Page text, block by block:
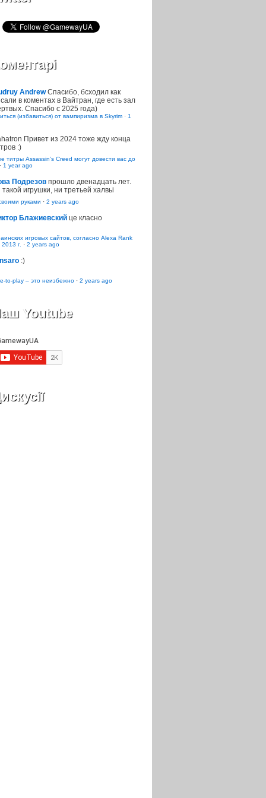
Andrew Спасибо, бсходил как
в коментах в Вайтран, где есть зал
Спасибо с 2025 года)
(избавиться) от вампиризма в Skyrim · 1
Привет из 2024 тоже жду конца
:)
титры Assassin’s Creed могут довести вас до
· 1 year ago
Подрезов прошло двенадцать лет.
такой игрушки, ни третьей халвьі
руками · 2 years ago
Блажиевский це класно
игровых сайтов, согласно Alexa Rank
г. · 2 years ago
:)
to-play – это неизбежно · 2 years ago
Youtube